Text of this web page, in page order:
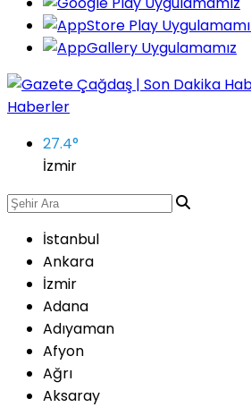
27.4°
İzmir
İstanbul
Ankara
İzmir
Adana
Adıyaman
Afyon
Ağrı
Aksaray